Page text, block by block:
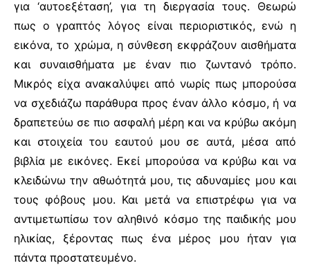
για ‘αυτοεξέταση’, για τη διεργασία τους. Θεωρώ
πως ο γραπτός λόγος είναι περιοριστικός, ενώ η
εικόνα, το χρώμα, η σύνθεση εκφράζουν αισθήματα
και συναισθήματα με έναν πιο ζωντανό τρόπο.
Μικρός είχα ανακαλύψει από νωρίς πως μπορούσα
να σχεδιάζω παράθυρα προς έναν άλλο κόσμο, ή να
δραπετεύω σε πιο ασφαλή μέρη και να κρύβω ακόμη
και στοιχεία του εαυτού μου σε αυτά, μέσα από
βιβλία με εικόνες. Εκεί μπορούσα να κρύβω και να
κλειδώνω την αθωότητά μου, τις αδυναμίες μου και
τους φόβους μου. Και μετά να επιστρέφω για να
αντιμετωπίσω τον αληθινό κόσμο της παιδικής μου
ηλικίας, ξέροντας πως ένα μέρος μου ήταν για
πάντα προστατευμένο.